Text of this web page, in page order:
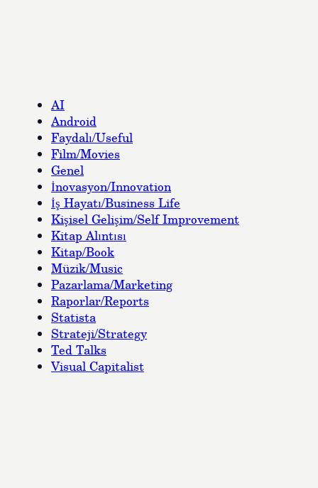
AI
Android
Faydalı/Useful
Film/Movies
Genel
İnovasyon/Innovation
İş Hayatı/Business Life
Kişisel Gelişim/Self Improvement
Kitap Alıntısı
Kitap/Book
Müzik/Music
Pazarlama/Marketing
Raporlar/Reports
Statista
Strateji/Strategy
Ted Talks
Visual Capitalist